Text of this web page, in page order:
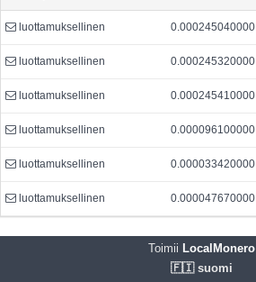
luottamuksellinen 0.000245040000
luottamuksellinen 0.000245320000
luottamuksellinen 0.000245410000
luottamuksellinen 0.000096100000
luottamuksellinen 0.000033420000
luottamuksellinen 0.000047670000
Toimii LocalMonero
🇫🇮 suomi